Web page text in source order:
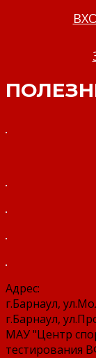
Адрес:
г.Барнаул,
г.Барнаул,
МАУ "Центр
тестирования